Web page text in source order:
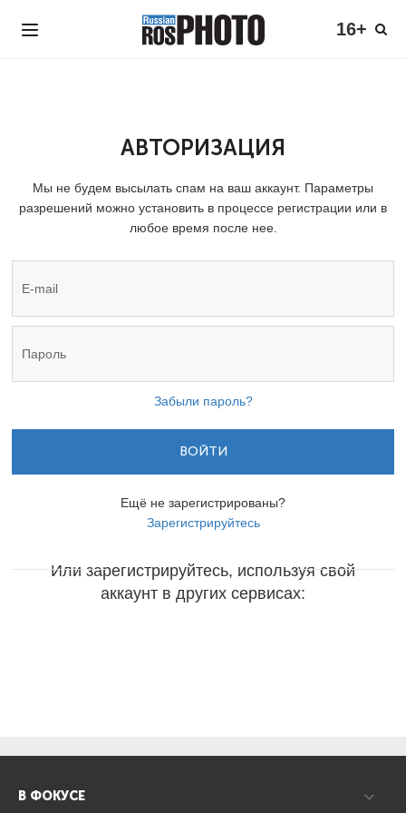
16+
АВТОРИЗАЦИЯ
Мы не будем высылать спам на ваш аккаунт. Параметры
разрешений можно установить в процессе регистрации или в
любое время после нее.
Забыли пароль?
ВОЙТИ
Ещё не зарегистрированы?
Зарегистрируйтесь
Или зарегистрируйтесь, используя свой
аккаунт в других сервисах:
В ФОКУСЕ